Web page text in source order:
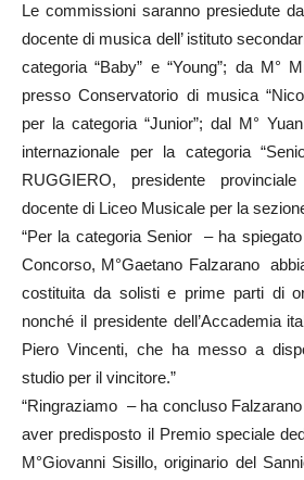
Le commissioni saranno presiedute
docente di musica dell’ istituto
categoria “Baby” e “Young”; da M°
presso Conservatorio di musica
per la categoria “Junior”; dal M°
internazionale per la categoria
RUGGIERO, presidente
docente di Liceo Musicale per la
“Per la categoria Senior – ha
Concorso, M°Gaetano Falzarano
costituita da solisti e prime parti di
nonché il presidente dell’Accademia
Piero Vincenti, che ha messo a
studio per il vincitore.”
“Ringraziamo – ha concluso
aver predisposto il Premio speciale
M°Giovanni Sisillo, originario del